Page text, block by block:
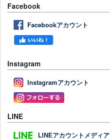
Facebook
Facebookアカウント
Instagram
Instagramアカウント
LINE
LINEアカウントメディア